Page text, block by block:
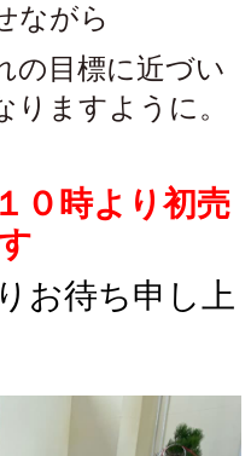
ながら
の目標に近づい
ますように。
０時より初売
お待ち申し上